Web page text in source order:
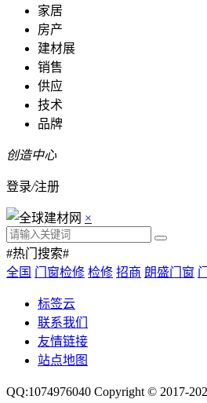
家居
房产
建材展
销售
供应
技术
品牌
创造中心
登录/注册
×
#热门搜索#
全国 门窗检修 检修 招商 朗盛门窗
标签云
联系我们
友情链接
站点地图
QQ:1074976040 Copyright © 2017-